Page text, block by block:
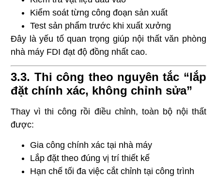
Kiểm soát từng công đoạn sản xuất
Test sản phẩm trước khi xuất xưởng
Đây là yếu tố quan trọng giúp nội thất văn phòng
nhà máy FDI đạt độ đồng nhất cao.
3.3. Thi công theo nguyên tắc “lắp
đặt chính xác, không chỉnh sửa”
Thay vì thi công rồi điều chỉnh, toàn bộ nội thất
được:
Gia công chính xác tại nhà máy
Lắp đặt theo đúng vị trí thiết kế
Hạn chế tối đa việc cắt chỉnh tại công trình